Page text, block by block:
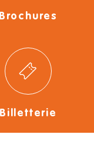
Brochures
Billetterie